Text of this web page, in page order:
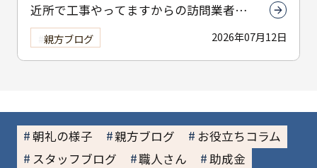
近所で工事やってますからの訪問業者に
は注意してください
2026年07月12日
親方ブログ
朝礼の様子 親方ブログ
お役立ちコラム
スタッフブログ
職人さん
助成金